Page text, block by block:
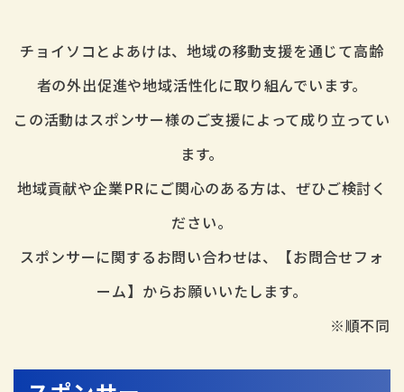
チョイソコとよあけは、地域の移動支援を通じて高齢
者の外出促進や地域活性化に取り組んでいます。
この活動はスポンサー様のご支援によって成り立ってい
ます。
地域貢献や企業PRにご関心のある方は、ぜひご検討く
ださい。
スポンサーに関するお問い合わせは、【お問合せフォ
ーム】からお願いいたします。
※順不同